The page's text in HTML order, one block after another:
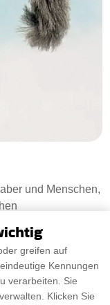
und Menschen,
€40.89
greifen auf
Kennungen
verarbeiten. Sie
Klicken Sie